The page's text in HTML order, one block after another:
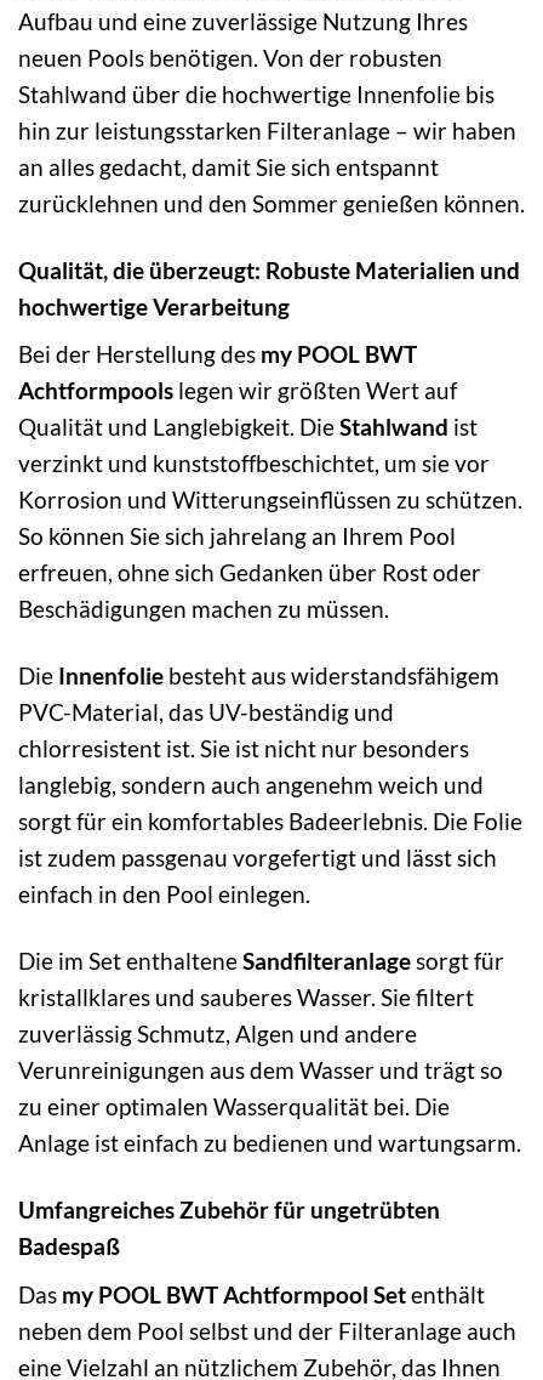
Aufbau und eine zuverlässige Nutzung Ihres
neuen Pools benötigen. Von der robusten
Stahlwand über die hochwertige Innenfolie bis
hin zur leistungsstarken Filteranlage – wir haben
an alles gedacht, damit Sie sich entspannt
zurücklehnen und den Sommer genießen können.
Qualität, die überzeugt: Robuste Materialien und
hochwertige Verarbeitung
Bei der Herstellung des my POOL BWT
Achtformpools legen wir größten Wert auf
Qualität und Langlebigkeit. DieStahlwand ist
verzinkt und kunststoffbeschichtet, um sie vor
Korrosion und Witterungseinflüssen zu schützen.
So können Sie sich jahrelang an Ihrem Pool
erfreuen, ohne sich Gedanken über Rost oder
Beschädigungen machen zu müssen.
Die Innenfolie besteht aus widerstandsfähigem
PVC-Material, das UV-beständig und
chlorresistent ist. Sie ist nicht nur besonders
langlebig, sondern auch angenehm weich und
sorgt für ein komfortables Badeerlebnis. Die Folie
ist zudem passgenau vorgefertigt und lässt sich
einfach in den Pool einlegen.
Die im Set enthalteneSandfilteranlagesorgt für
kristallklares und sauberes Wasser. Sie filtert
zuverlässig Schmutz, Algen und andere
Verunreinigungen aus dem Wasser und trägt so
zu einer optimalen Wasserqualität bei. Die
Anlage ist einfach zu bedienen und wartungsarm.
Umfangreiches Zubehör für ungetrübten
Badespaß
Das my POOL BWT Achtformpool Setenthält
neben dem Pool selbst und der Filteranlage auch
eine Vielzahl an nützlichem Zubehör, das Ihnen